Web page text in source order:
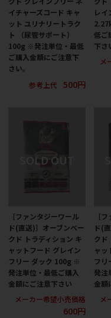
イチャーズコード キャ
ット ユリナリートラク
ト （尿管サポート）
100g ※発注単位・最低
ご購入金額にご注意下
さい。
参考上代
500円
レイ
低ご
下さ
メ
［ファンタジーワール
ド(直送)］オーブンベー
クド トラディション キ
ャットフード グレイン
フリー ダック 100g ※
発注単位・最低ご購入
金額にご注意下さい
メーカー希望小売価格
600円
［
ド(
クド
ャッ
フ
発注
金額
メ